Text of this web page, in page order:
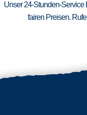
Unser 24-Stunden-Service
fairen Preisen.